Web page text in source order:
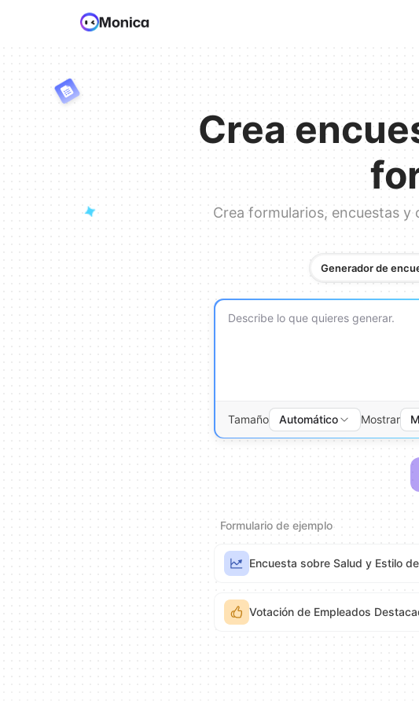
Crea
Crea formularios, encuestas
Generador de
Tamaño Automático Mostrar
Formulario de ejemplo
Encuesta sobre Salud y Estilo
Votación de Empleados